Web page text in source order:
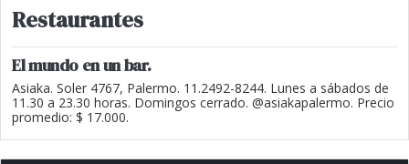
Restaurantes
El mundo en un bar.
Asiaka. Soler 4767, Palermo. 11.2492-8244. Lunes a sábados de
11.30 a 23.30 horas. Domingos cerrado. @asiakapalermo. Precio
promedio: $ 17.000.